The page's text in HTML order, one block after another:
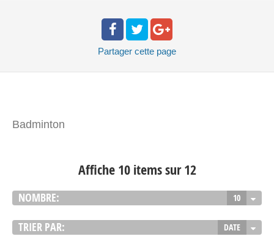
Partager cette page
Badminton
Affiche 10 items sur 12
NOMBRE: 10
TRIER PAR: DATE